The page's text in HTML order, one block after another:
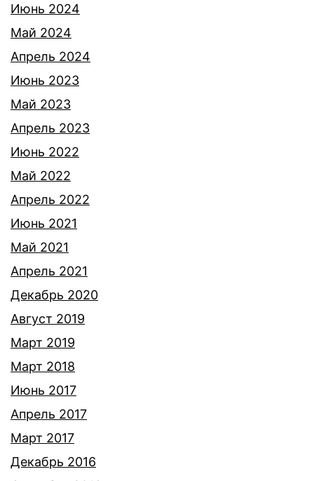
Июнь 2024
Май 2024
Апрель 2024
Июнь 2023
Май 2023
Апрель 2023
Июнь 2022
Май 2022
Апрель 2022
Июнь 2021
Май 2021
Апрель 2021
Декабрь 2020
Август 2019
Март 2019
Март 2018
Июнь 2017
Апрель 2017
Март 2017
Декабрь 2016